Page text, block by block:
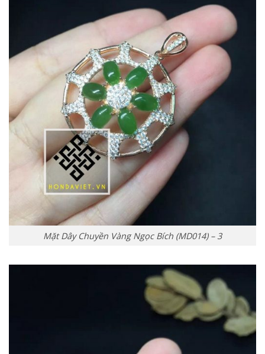
Mặt Dây Chuyền Vàng Ngọc Bích (MD014) – 3